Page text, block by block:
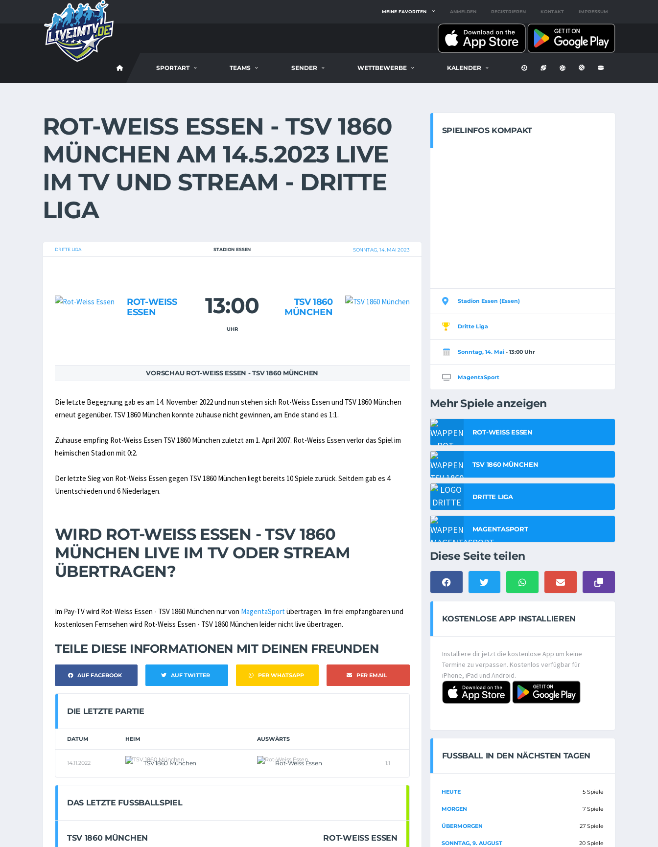
MEINE FAVORITEN ANMELDEN REGISTRIEREN KONTAKT IMPRESSUM
SPORTART TEAMS SENDER WETTBEWERBE KALENDER
ROT-WEISS ESSEN - TSV 1860
MÜNCHEN AM 14.5.2023 LIVE
IM TV UND STREAM - DRITTE
LIGA
DRITTE LIGA STADION ESSEN SONNTAG, 14. MAI 2023
ROT-WEISS
ESSEN
13:00
UHR
TSV 1860
MÜNCHEN
VORSCHAU ROT-WEISS ESSEN - TSV 1860 MÜNCHEN
Die letzte Begegnung gab es am 14. November 2022 und nun stehen sich Rot-Weiss Essen und TSV 1860 München
erneut gegenüber. TSV 1860 München konnte zuhause nicht gewinnen, am Ende stand es 1:1.
Zuhause empfing Rot-Weiss Essen TSV 1860 München zuletzt am 1. April 2007. Rot-Weiss Essen verlor das Spiel im
heimischen Stadion mit 0:2.
Der letzte Sieg von Rot-Weiss Essen gegen TSV 1860 München liegt bereits 10 Spiele zurück. Seitdem gab es 4
Unentschieden und 6 Niederlagen.
WIRD ROT-WEISS ESSEN - TSV 1860
MÜNCHEN LIVE IM TV ODER STREAM
ÜBERTRAGEN?
Im Pay-TV wird Rot-Weiss Essen - TSV 1860 München nur von MagentaSportübertragen. Im frei empfangbaren und
kostenlosen Fernsehen wird Rot-Weiss Essen - TSV 1860 München leider nicht live übertragen.
TEILE DIESE INFORMATIONEN MIT DEINEN FREUNDEN
AUF FACEBOOK AUF TWITTER PER WHATSAPP PER EMAIL
DIE LETZTE PARTIE
DATUM HEIM AUSWÄRTS
14.11.2022 TSV 1860 München Rot-Weiss Essen 1:1
DAS LETZTE FUSSBALLSPIEL
TSV 1860 MÜNCHEN ROT-WEISS ESSEN
SPIELINFOS KOMPAKT
Stadion Essen (Essen)
Dritte Liga
Sonntag, 14. Mai- 13:00 Uhr
MagentaSport
Mehr Spiele anzeigen
ROT-WEISS ESSEN
TSV 1860 MÜNCHEN
DRITTE LIGA
MAGENTASPORT
Diese Seite teilen
KOSTENLOSE APP INSTALLIEREN
Installiere dir jetzt die kostenlose App um keine
Termine zu verpassen. Kostenlos verfügbar für
iPhone, iPad und Android.
FUSSBALL IN DEN NÄCHSTEN TAGEN
HEUTE 5 Spiele
MORGEN 7 Spiele
ÜBERMORGEN 27 Spiele
SONNTAG, 9. AUGUST 20 Spiele